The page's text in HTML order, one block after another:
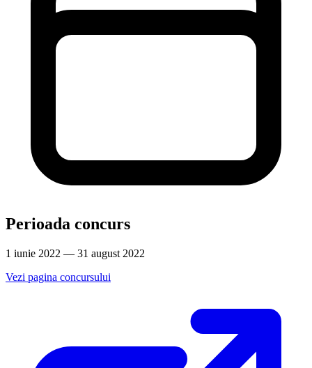
Perioada concurs
1 iunie 2022 — 31 august 2022
Vezi pagina concursului